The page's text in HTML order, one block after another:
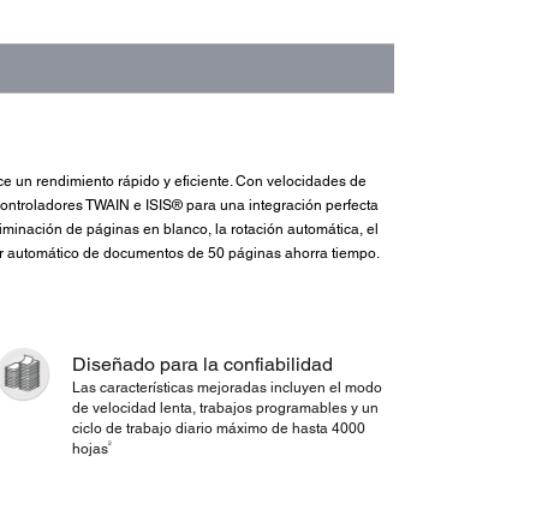
un rendimiento rápido y eficiente. Con velocidades de
TWAIN e ISIS® para una integración perfecta
de páginas en blanco, la rotación automática, el
de documentos de 50 páginas ahorra tiempo.
Diseñado para la confiabilidad
Las características mejoradas incluyen el modo
de velocidad lenta, trabajos programables y un
ciclo de trabajo diario máximo de hasta 4000
hojas2